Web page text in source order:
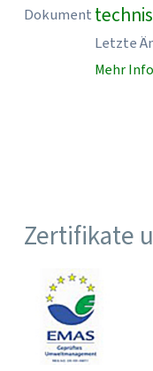
Dokument
Letzte
Mehr
Zertifikate